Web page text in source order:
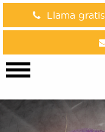
Llama gratis